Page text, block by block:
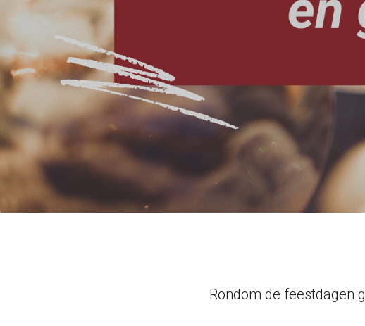
Rondom de feestdagen